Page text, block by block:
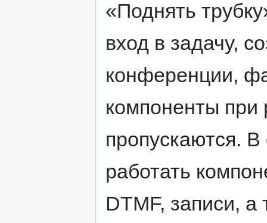
«Поднять
вход в задачу,
конференции,
компоненты при
пропускаются.
работать
DTMF, записи,